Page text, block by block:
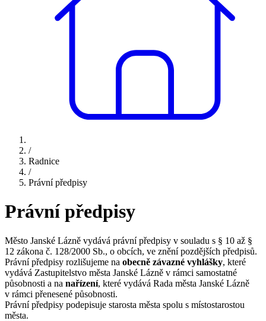
/
Radnice
/
Právní předpisy
Právní předpisy
Město Janské Lázně vydává právní předpisy v souladu s § 10 až §
12 zákona č. 128/2000 Sb., o obcích, ve znění pozdějších předpisů.
Právní předpisy rozlišujeme na obecně závazné vyhlášky, které
vydává Zastupitelstvo města Janské Lázně v rámci samostatné
působnosti a na nařízení, které vydává Rada města Janské Lázně
v rámci přenesené působnosti.
Právní předpisy podepisuje starosta města spolu s místostarostou
města.